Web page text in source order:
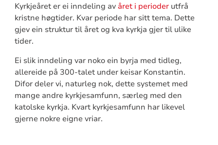
Kyrkjeåret er ei inndeling av året i perioderutfrå
kristne høgtider. Kvar periode har sitt tema. Dette
gjev ein struktur til året og kva kyrkja gjer til ulike
tider.
Ei slik inndeling var noko ein byrja med tidleg,
allereide på 300-talet under keisar Konstantin.
Difor deler vi, naturleg nok, dette systemet med
mange andre kyrkjesamfunn, særleg med den
katolske kyrkja. Kvart kyrkjesamfunn har likevel
gjerne nokre eigne vriar.